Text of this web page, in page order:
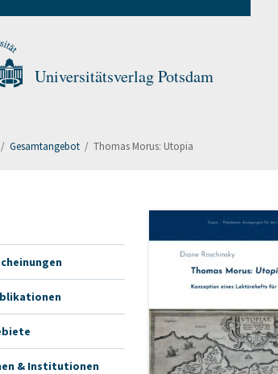
Universitätsverlag Potsdam
/ Gesamtangebot / Thomas Morus: Utopia
& Institutionen